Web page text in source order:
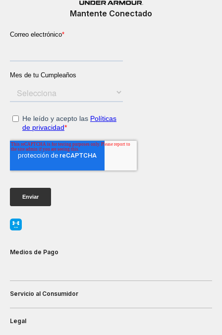
Mantente Conectado
Medios de Pago
Servicio al Consumidor
Legal